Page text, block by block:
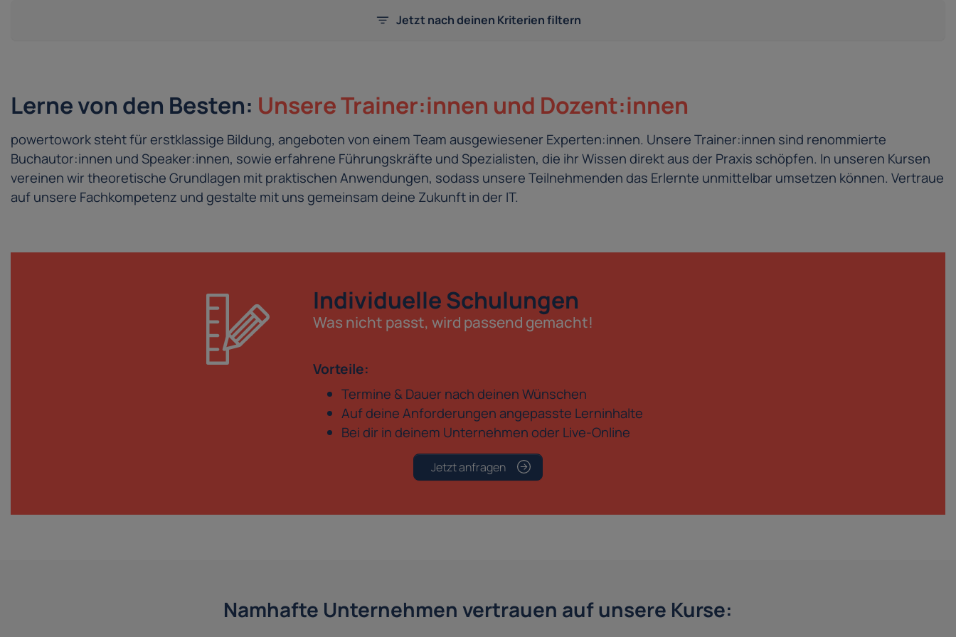
Jetzt nach deinen Kriterien filtern
Lerne von den Besten: Unsere Trainer:innen und Dozent:innen
powertowork steht für erstklassige Bildung, angeboten von einem Team ausgewiesener Experten:innen. Unsere Trainer:innen sind renommierte
Buchautor:innen und Speaker:innen, sowie erfahrene Führungskräfte und Spezialisten, die ihr Wissen direkt aus der Praxis schöpfen. In unseren Kursen
vereinen wir theoretische Grundlagen mit praktischen Anwendungen, sodass unsere Teilnehmenden das Erlernte unmittelbar umsetzen können. Vertraue
auf unsere Fachkompetenz und gestalte mit uns gemeinsam deine Zukunft in der IT.
Individuelle Schulungen
Was nicht passt, wird passend gemacht!
Vorteile:
Termine & Dauer nach deinen Wünschen
Auf deine Anforderungen angepasste Lerninhalte
Bei dir in deinem Unternehmen oder Live-Online
Jetzt anfragen
Namhafte Unternehmen vertrauen auf unsere Kurse: